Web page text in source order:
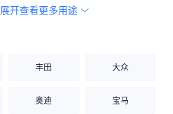
空间宽敞
展开查看更多用途
丰田 大众
奥迪 宝马